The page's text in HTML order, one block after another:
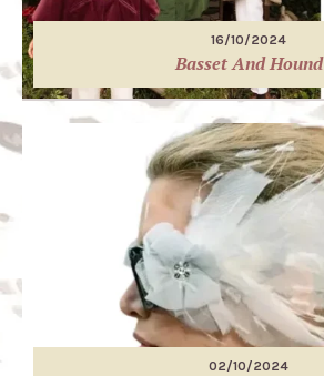
16/10/2024
Basset And Hound
02/10/2024